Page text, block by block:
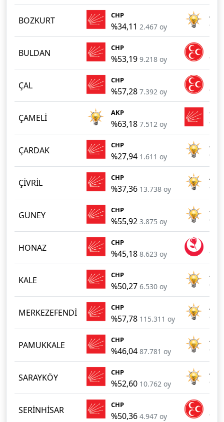
BOZKURT CHP
%34,11 2.467 oy
AKP
BULDAN CHP
%53,19 9.218 oy
ÇAL CHP
%57,28 7.392 oy
ÇAMELİ AKP
%63,18 7.512 oy
CHP
ÇARDAK CHP
%27,94 1.611 oy
AKP
ÇİVRİL CHP
%37,36 13.738 oy
AKP
GÜNEY CHP
%55,92 3.875 oy
AKP
HONAZ CHP
%45,18 8.623 oy
KALE CHP
%50,27 6.530 oy
AKP
MERKEZEFENDİ CHP
%57,78 115.311 oy
AKP
PAMUKKALE CHP
%46,04 87.781 oy
AKP
SARAYKÖY CHP
%52,60 10.762 oy
AKP
SERİNHİSAR CHP
%50,36 4.947 oy